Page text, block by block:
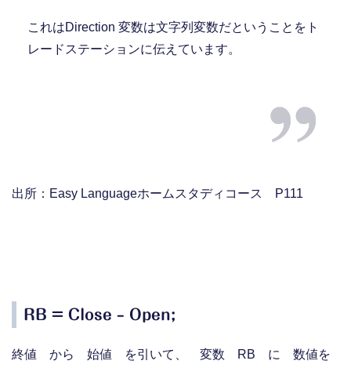
これはDirection 変数は文字列変数だということをト
レードステーションに伝えています。
出所：Easy Languageホームスタディコース P111
RB = Close – Open;
終値 から 始値 を引いて、 変数 RB に 数値を